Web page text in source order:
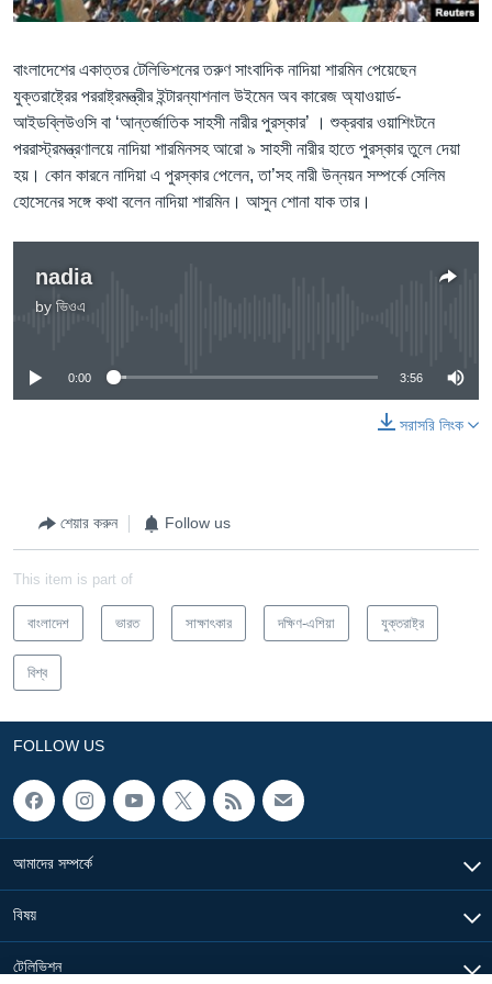
FOLLOW US
অন্য ভাষায় ওয়েব সাইট
বাংলাদেশের একাত্তর টেলিভিশনের তরুণ সাংবাদিক নাদিয়া শারমিন পেয়েছেন
যুক্তরাষ্ট্রের পররাষ্ট্রমন্ত্রীর ইন্টারন্যাশনাল উইমেন অব কারেজ অ্যাওয়ার্ড-
আইডব্লিউওসি বা ‘আন্তর্জাতিক সাহসী নারীর পুরস্কার’ । শুক্রবার ওয়াশিংটনে
পররাস্ট্রমন্ত্রণালয়ে নাদিয়া শারমিনসহ আরো ৯ সাহসী নারীর হাতে পুরস্কার তুলে দেয়া
হয়। কোন কারনে নাদিয়া এ পুরস্কার পেলেন, তা’সহ নারী উন্নয়ন সম্পর্কে সেলিম
হোসেনের সঙ্গে কথা বলেন নাদিয়া শারমিন। আসুন শোনা যাক তার।
nadia
by ভিওএ
0:00 3:56
সরাসরি লিংক
শেয়ার করুন Follow us
This item is part of
বাংলাদেশ ভারত সাক্ষাৎকার দক্ষিণ-এশিয়া যুক্তরাষ্ট্র
বিশ্ব
FOLLOW US
আমাদের সম্পর্কে
বিষয়
টেলিভিশন